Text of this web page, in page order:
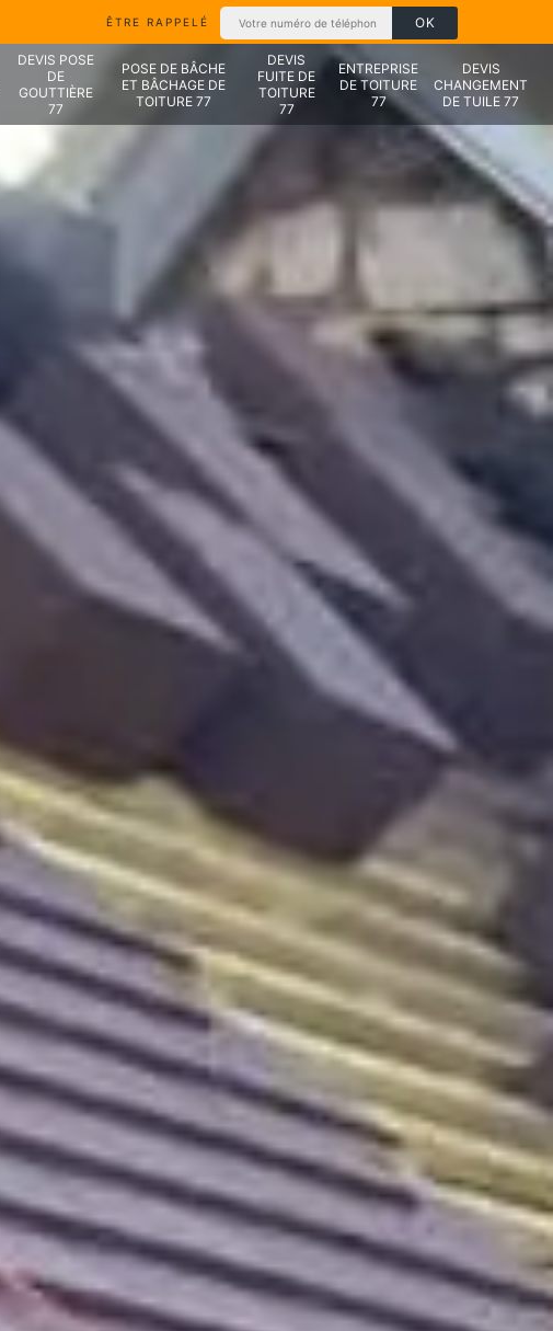
ÊTRE RAPPELÉ
DEVIS POSE
DE
GOUTTIÈRE
77
POSE DE BÂCHE
ET BÂCHAGE DE
TOITURE 77
DEVIS
FUITE DE
TOITURE
77
ENTREPRISE
DE TOITURE
77
DEVIS
CHANGEMENT
DE TUILE 77